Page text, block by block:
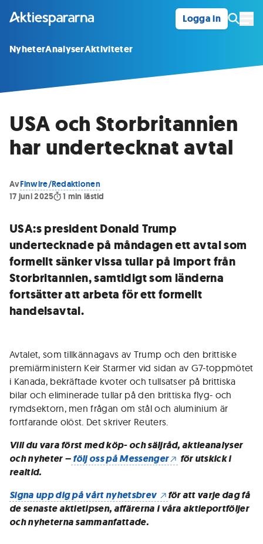
Logga in
NyheterAnalyserAktiviteter
USA och Storbritannien
har undertecknat avtal
AvFinwire/Redaktionen
17 juni 2025
1 min lästid
USA:s president Donald Trump
undertecknade på måndagen ett avtal som
formellt sänker vissa tullar på import från
Storbritannien, samtidigt som länderna
fortsätter att arbeta för ett formellt
handelsavtal.
Avtalet, som tillkännagavs av Trump och den brittiske
premiärministern Keir Starmer vid sidan av G7-toppmötet
i Kanada, bekräftade kvoter och tullsatser på brittiska
bilar och eliminerade tullar på den brittiska flyg- och
rymdsektorn, men frågan om stål och aluminium är
fortfarande olöst. Det skriver Reuters.
Vill du vara först med köp- och säljråd, aktieanalyser
och nyheter –följ oss på Messenger
för utskick i
realtid.
Signa upp dig på vårt nyhetsbrev
för att varje dag få
de senaste aktietipsen, affärerna i våra aktieportföljer
och nyheterna sammanfattade.